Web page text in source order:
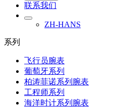
联系我们
ZH-HANS
系列
飞行员腕表
葡萄牙系列
柏涛菲诺系列腕表
工程师系列
海洋时计系列腕表